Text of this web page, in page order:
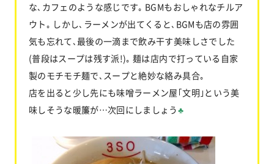
な､カフェのような感じです｡ BGMもおしゃれなチルア
ウト｡ しかし､ラーメンが出てくると､BGMも店の雰囲
気も忘れて､最後の一滴まで飲み干す美味しさでした
(普段はスープは残す派!)｡ 麺は店内で打っている自家
製のモチモチ麺で､スープと絶妙な絡み具合｡
店を出ると少し先にも味噌ラーメン屋｢文明｣という美
味しそうな暖簾が…次回にしましょう♣